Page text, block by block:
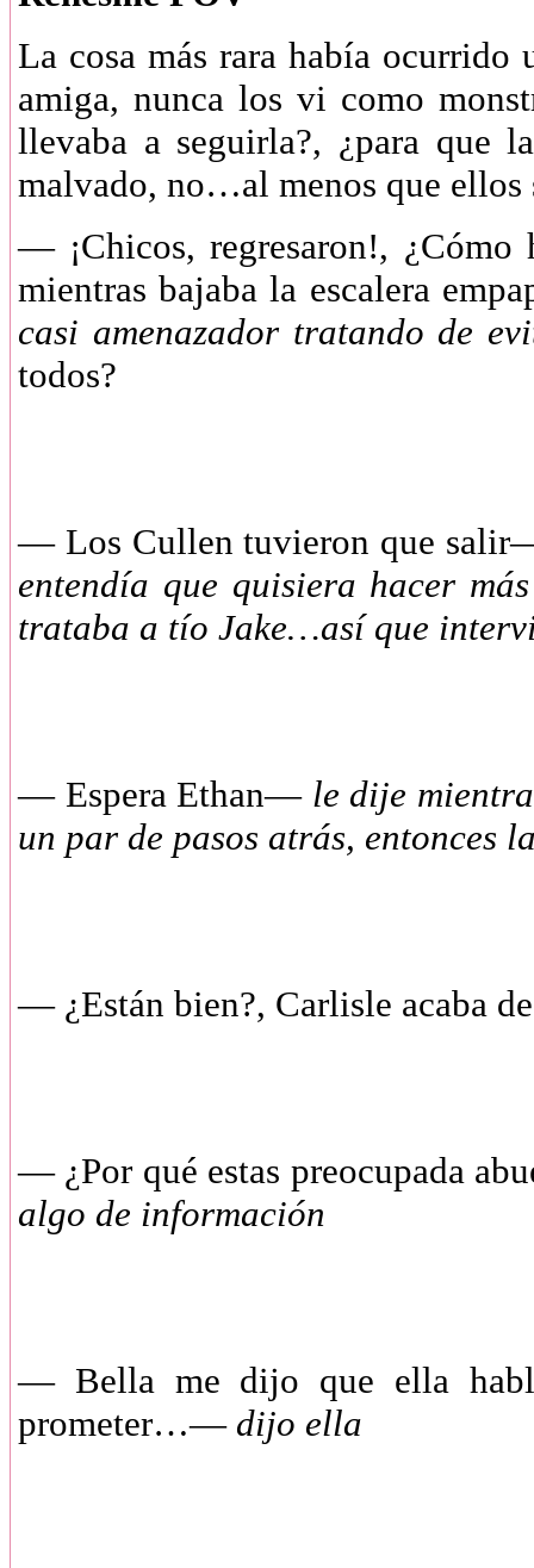
La cosa más rara había
amiga, nunca los vi como
llevaba a seguirla?, ¿para que
malvado, no…al menos que
— ¡Chicos, regresaron!,
mientras bajaba la escalera
casi amenazador tratando de
todos?
— Los Cullen tuvieron que
entendía que quisiera hacer
trataba a tío Jake…así que
— Espera Ethan—le dije
un par de pasos atrás, entonces
— ¿Están bien?, Carlisle acaba
— ¿Por qué estas preocupada
algo de información
— Bella me dijo que ella
prometer…— dijo ella